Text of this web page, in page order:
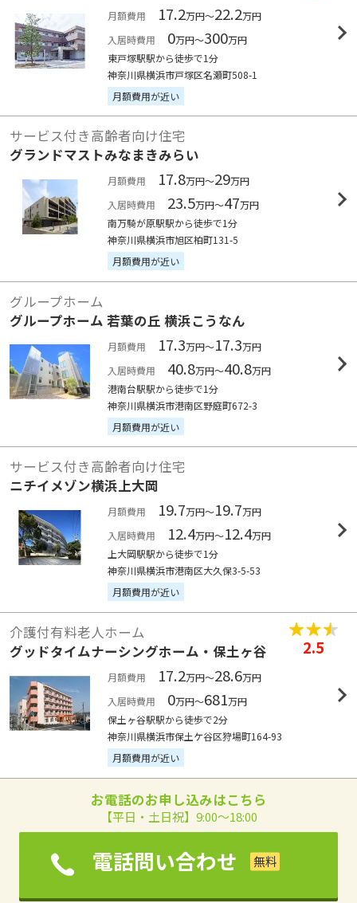
月額費用 17.2万円～22.2万円
入居時費用
0万円～300万円
東戸塚駅駅から徒歩で1分
神奈川県横浜市戸塚区名瀬町508-1
月額費用が近い
サービス付き高齢者向け住宅
グランドマストみなまきみらい
月額費用 17.8万円～29万円
入居時費用
23.5万円～47万円
南万騎が原駅駅から徒歩で1分
神奈川県横浜市旭区柏町131-5
月額費用が近い
グループホーム
グループホーム 若葉の丘 横浜こうなん
月額費用 17.3万円～17.3万円
入居時費用
40.8万円～40.8万円
港南台駅駅から徒歩で1分
神奈川県横浜市港南区野庭町672-3
月額費用が近い
サービス付き高齢者向け住宅
ニチイメゾン横浜上大岡
月額費用 19.7万円～19.7万円
入居時費用
12.4万円～12.4万円
上大岡駅駅から徒歩で1分
神奈川県横浜市港南区大久保3-5-53
月額費用が近い
介護付有料老人ホーム
グッドタイムナーシングホーム・保土ヶ谷
2.5
月額費用 17.2万円～28.6万円
入居時費用
0万円～681万円
保土ヶ谷駅駅から徒歩で2分
神奈川県横浜市保土ケ谷区狩場町164-93
月額費用が近い
お電話のお申し込みはこちら
【平日・土日祝】9:00～18:00
電話問い合わせ